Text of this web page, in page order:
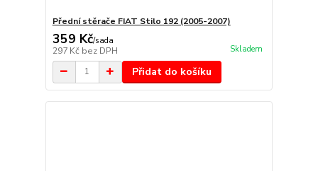
Přední stěrače FIAT Stilo 192 (2005-2007)
359 Kč/sada
297 Kč bez DPH Skladem
Přidat do košíku